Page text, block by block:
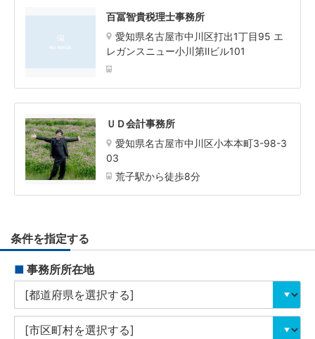
百冨智貴税理士事務所
愛知県名古屋市中川区打出1丁目95 エ
レガンスニュー小川第Ⅱビル101
ＵＤ会計事務所
愛知県名古屋市中川区小本本町3-98-3
03
荒子駅から徒歩8分
条件を指定する
■ 事務所所在地